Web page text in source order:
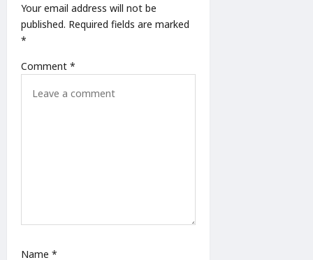
o
n
Your email address will not be
published. Required fields are marked
*
Comment *
Name *